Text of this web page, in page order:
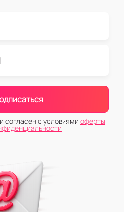
согласен с условиями оферты